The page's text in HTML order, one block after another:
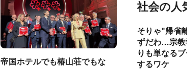
帝国ホテルでも椿山荘でもな
社会の人
そりゃ"帰省
ずだわ…宗教
りも単なる
するワケ